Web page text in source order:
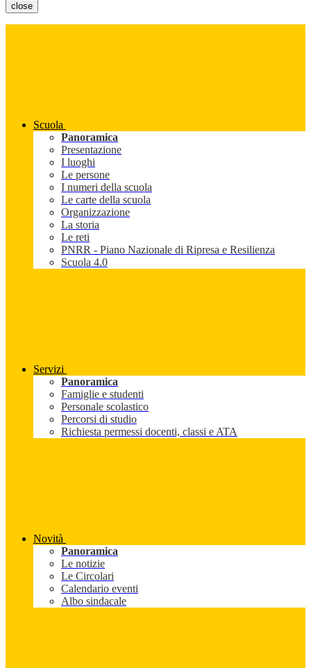
close
Scuola
Panoramica
Presentazione
I luoghi
Le persone
I numeri della scuola
Le carte della scuola
Organizzazione
La storia
Le reti
PNRR - Piano Nazionale di Ripresa e Resilienza
Scuola 4.0
Servizi
Panoramica
Famiglie e studenti
Personale scolastico
Percorsi di studio
Richiesta permessi docenti, classi e ATA
Novità
Panoramica
Le notizie
Le Circolari
Calendario eventi
Albo sindacale